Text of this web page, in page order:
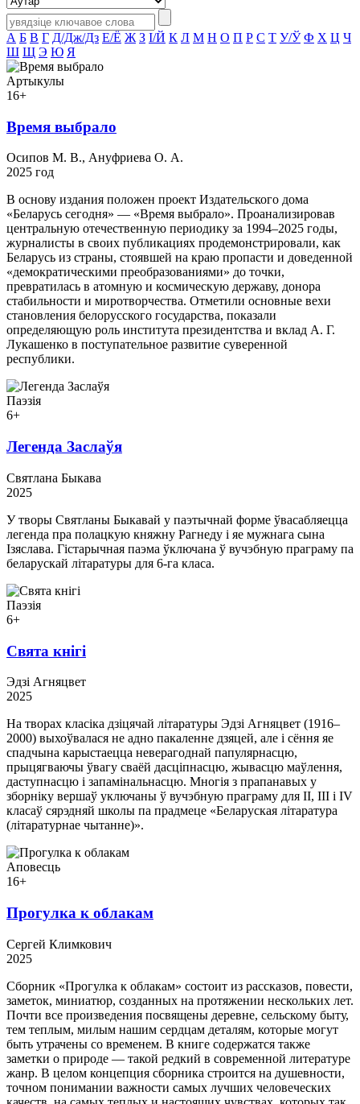
А Б В Г Д/Дж/Дз Е/Ё Ж З І/Й К Л М Н О П Р С Т У/Ў Ф Х Ц Ч
Ш Щ Э Ю Я
Артыкулы
16+
Время выбрало
Осипов М. В., Ануфриева О. А.
2025 год
В основу издания положен проект Издательского дома
«Беларусь сегодня» — «Время выбрало». Проанализировав
центральную отечественную периодику за 1994–2025 годы,
журналисты в своих публикациях продемонстрировали, как
Беларусь из страны, стоявшей на краю пропасти и доведенной
«демократическими преобразованиями» до точки,
превратилась в атомную и космическую державу, донора
стабильности и миротворчества. Отметили основные вехи
становления белорусского государства, показали
определяющую роль института президентства и вклад А. Г.
Лукашенко в поступательное развитие суверенной
республики.
Паэзія
6+
Легенда Заслаўя
Святлана Быкава
2025
У творы Святланы Быкавай у паэтычнай форме ўвасабляецца
легенда пра полацкую княжну Рагнеду і яе мужнага сына
Ізяслава. Гістарычная паэма ўключана ў вучэбную праграму па
беларускай літаратуры для 6-га класа.
Паэзія
6+
Свята кнігі
Эдзі Агняцвет
2025
На творах класіка дзіцячай літаратуры Эдзі Агняцвет (1916–
2000) выхоўвалася не адно пакаленне дзяцей, але і сёння яе
спадчына карыстаецца неверагоднай папулярнасцю,
прыцягваючы ўвагу сваёй дасціпнасцю, жывасцю маўлення,
даступнасцю і запамінальнасцю. Многія з прапанавых у
зборніку вершаў уключаны ў вучэбную праграму для II, III і IV
класаў сярэдняй школы па прадмеце «Беларуская літаратура
(літаратурнае чытанне)».
Аповесць
16+
Прогулка к облакам
Сергей Климкович
2025
Сборник «Прогулка к облакам» состоит из рассказов, повести,
заметок, миниатюр, созданных на протяжении нескольких лет.
Почти все произведения посвящены деревне, сельскому быту,
тем теплым, милым нашим сердцам деталям, которые могут
быть утрачены со временем. В книге содержатся также
заметки о природе — такой редкий в современной литературе
жанр. В целом концепция сборника строится на душевности,
точном понимании важности самых лучших человеческих